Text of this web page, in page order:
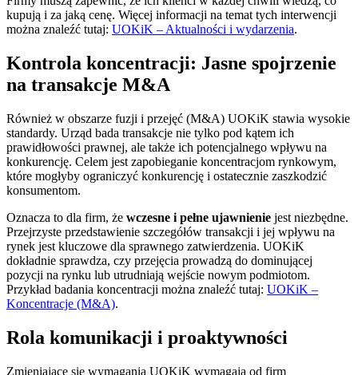
kupują i za jaką cenę. Więcej informacji na temat tych interwencji
można znaleźć tutaj: UOKiK – Aktualności i wydarzenia.
Kontrola koncentracji: Jasne spojrzenie
na transakcje M&A
Również w obszarze fuzji i przejęć (M&A) UOKiK stawia wysokie
standardy. Urząd bada transakcje nie tylko pod kątem ich
prawidłowości prawnej, ale także ich potencjalnego wpływu na
konkurencję. Celem jest zapobieganie koncentracjom rynkowym,
które mogłyby ograniczyć konkurencję i ostatecznie zaszkodzić
konsumentom.
Oznacza to dla firm, że wczesne i pełne ujawnienie jest niezbędne.
Przejrzyste przedstawienie szczegółów transakcji i jej wpływu na
rynek jest kluczowe dla sprawnego zatwierdzenia. UOKiK
dokładnie sprawdza, czy przejęcia prowadzą do dominującej
pozycji na rynku lub utrudniają wejście nowym podmiotom.
Przykład badania koncentracji można znaleźć tutaj: UOKiK –
Koncentracje (M&A).
Rola komunikacji i proaktywności
Zmieniające się wymagania UOKiK wymagają od firm